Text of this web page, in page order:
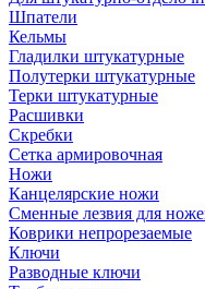
Шпатели
Кельмы
Гладилки штукатурные
Полутерки штукатурные
Терки штукатурные
Расшивки
Скребки
Сетка армировочная
Ножи
Канцелярские ножи
Сменные лезвия для
Коврики непрорезаемые
Ключи
Разводные ключи